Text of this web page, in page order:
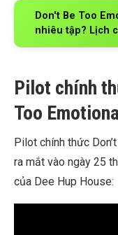
Don't Be Too
nhiêu tập? Lịch
Pilot chính
Too
Pilot chính thức
ra mắt vào ngày 25
của Dee Hup House: